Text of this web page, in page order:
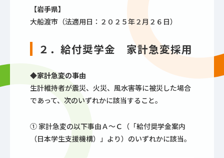
【岩手県】
大船渡市（法適用日：２０２５年２月２６日）
２．給付奨学金 家計急変採用
◆家計急変の事由
生計維持者が震災、火災、風水害等に被災した場合
であって、次のいずれかに該当すること。
① 家計急変の以下事由Ａ～Ｃ（「給付奨学金案内
（日本学生支援機構）」より）のいずれかに該当。